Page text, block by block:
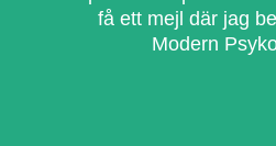
få ett mejl där jag
Modern